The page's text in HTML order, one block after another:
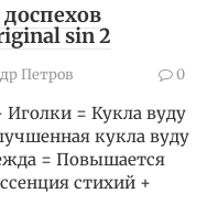
sin 2
Петров 0
Иголки = Кукла вуду
кукла вуду
= Повышается
стихий +